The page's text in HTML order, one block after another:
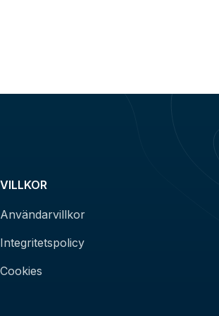
VILLKOR
Användarvillkor
Integritetspolicy
Cookies